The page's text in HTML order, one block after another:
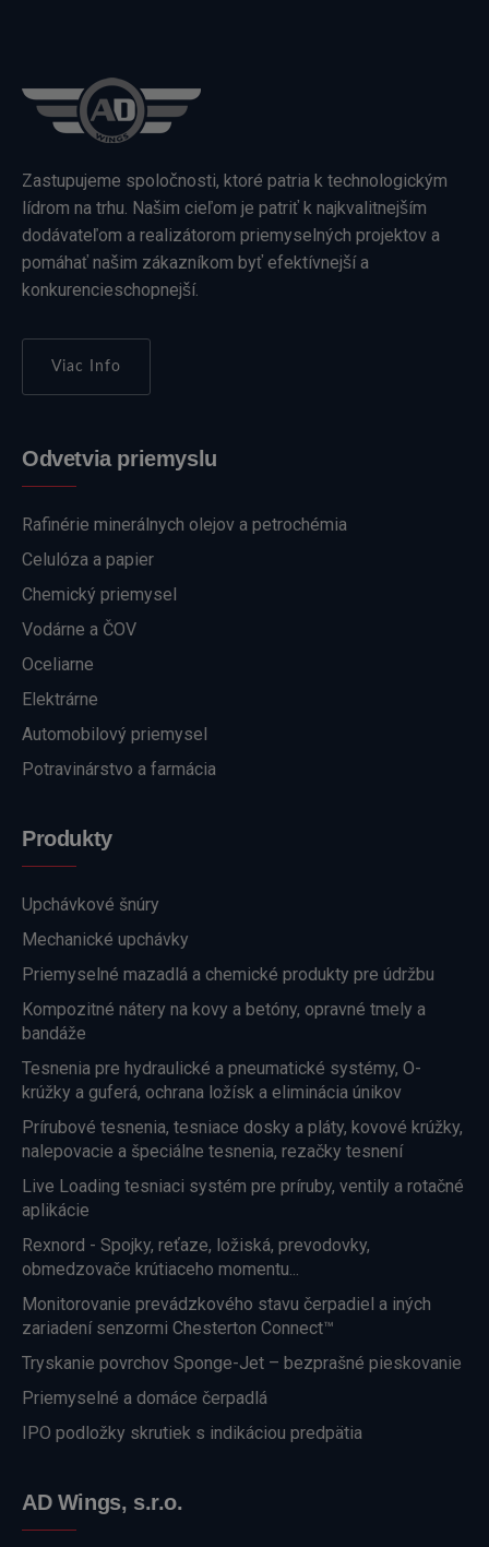
Zastupujeme spoločnosti, ktoré patria k technologickým
lídrom na trhu. Našim cieľom je patriť k najkvalitnejším
dodávateľom a realizátorom priemyselných projektov a
pomáhať našim zákazníkom byť efektívnejší a
konkurencieschopnejší.
Viac Info
Odvetvia priemyslu
Rafinérie minerálnych olejov a petrochémia
Celulóza a papier
Chemický priemysel
Vodárne a ČOV
Oceliarne
Elektrárne
Automobilový priemysel
Potravinárstvo a farmácia
Produkty
Upchávkové šnúry
Mechanické upchávky
Priemyselné mazadlá a chemické produkty pre údržbu
Kompozitné nátery na kovy a betóny, opravné tmely a
bandáže
Tesnenia pre hydraulické a pneumatické systémy, O-
krúžky a guferá, ochrana ložísk a eliminácia únikov
Prírubové tesnenia, tesniace dosky a pláty, kovové krúžky,
nalepovacie a špeciálne tesnenia, rezačky tesnení
Live Loading tesniaci systém pre príruby, ventily a rotačné
aplikácie
Rexnord - Spojky, reťaze, ložiská, prevodovky,
obmedzovače krútiaceho momentu...
Monitorovanie prevádzkového stavu čerpadiel a iných
zariadení senzormi Chesterton Connect™
Tryskanie povrchov Sponge-Jet – bezprašné pieskovanie
Priemyselné a domáce čerpadlá
IPO podložky skrutiek s indikáciou predpätia
AD Wings, s.r.o.